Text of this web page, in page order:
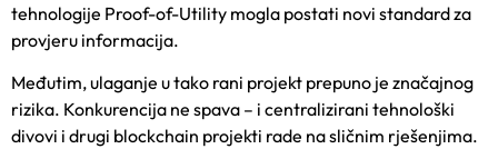
tehnologije Proof-of-Utility mogla postati novi standard za
provjeru informacija.
Međutim, ulaganje u tako rani projekt prepuno je značajnog
rizika. Konkurencija ne spava – i centralizirani tehnološki
divovi i drugi blockchain projekti rade na sličnim rješenjima.